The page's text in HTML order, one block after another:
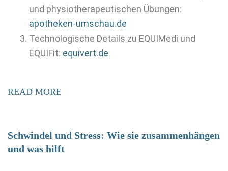
und physiotherapeutischen Übungen:
apotheken-umschau.de
Technologische Details zu EQUIMedi und
EQUIFit: equivert.de
READ MORE
Schwindel und Stress: Wie sie zusammenhängen
und was hilft